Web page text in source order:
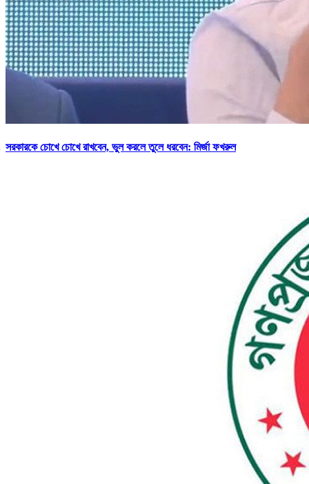
সরকারকে চোখে চোখে রাখবেন, ভুল করলে তুলে ধরবেন: মির্জা ফখরুল